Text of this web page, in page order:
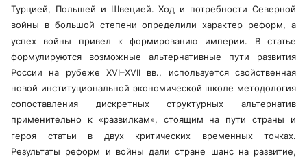
Турцией, Польшей и Швецией. Ход и потребности Северной
войны в большой степени определили характер реформ, а
успех войны привел к формированию империи. В статье
формулируются возможные альтернативные пути развития
России на рубеже XVI–XVII вв., используется свойственная
новой институциональной экономической школе методология
сопоставления дискретных структурных альтернатив
применительно к «развилкам», стоящим на пути страны и
героя статьи в двух критических временных точках.
Результаты реформ и войны дали стране шанс на развитие,